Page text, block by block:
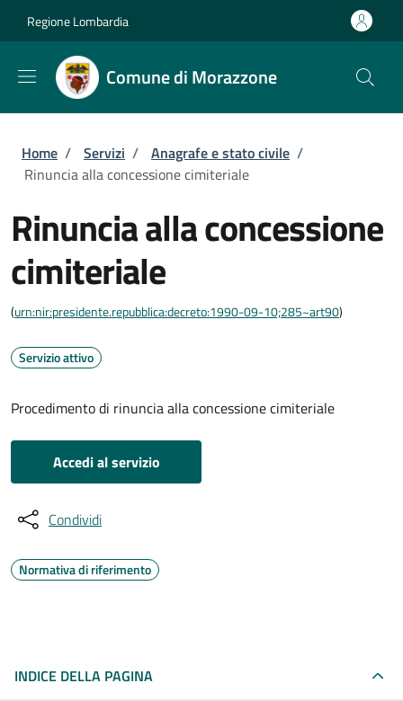
Regione Lombardia
Comune di Morazzone
Briciole di pane
Home / Servizi / Anagrafe e stato civile /
Rinuncia alla concessione cimiteriale
Rinuncia alla concessione
cimiteriale
(urn:nir:presidente.repubblica:decreto:1990-09-10;285~art90)
Servizio attivo
Procedimento di rinuncia alla concessione cimiteriale
Accedi al servizio
Condividi
Normativa di riferimento
INDICE DELLA PAGINA